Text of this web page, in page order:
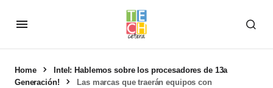
Home
Intel: Hablemos sobre los procesadores de 13a
Generación!
Las marcas que traerán equipos con